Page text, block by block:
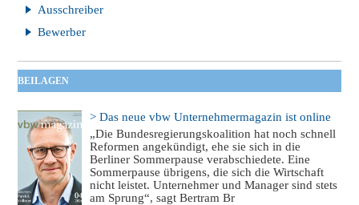
Ausschreiber
Bewerber
BEILAGEN
> Das neue vbw Unternehmermagazin ist online
„Die Bundesregierungskoalition hat noch schnell
Reformen angekündigt, ehe sie sich in die
Berliner Sommerpause verabschiedete. Eine
Sommerpause übrigens, die sich die Wirtschaft
nicht leistet. Unternehmer und Manager sind stets
am Sprung“, sagt Bertram Br